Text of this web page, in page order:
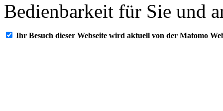
Bedienbarkeit für Sie und
Ihr Besuch dieser Webseite wird aktuell von der Matomo